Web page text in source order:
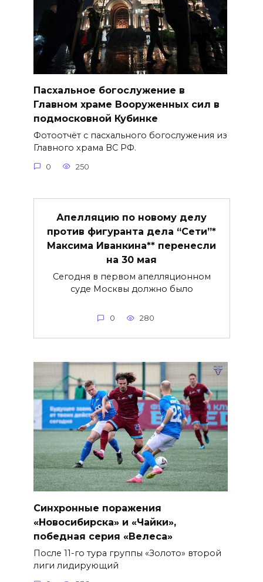
Пасхальное богослужение в
Главном храме Вооруженных сил в
подмосковной Кубинке
Фотоотчёт с пасхального богослужения из
Главного храма ВС РФ.
0 250
Апелляцию по новому делу
против фигуранта дела “Сети”*
Максима Иванкина** перенесли
на 30 мая
Сегодня в первом апелляционном
суде Москвы должно было
0 280
Синхронные поражения
«Новосибирска» и «Чайки»,
победная серия «Велеса»
После 11-го тура группы «Золото» второй
лиги лидирующий